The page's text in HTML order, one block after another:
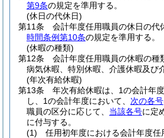
第9条の規定を準用する。
(休日の代休日)
第11条
会計年度任用職員の休日の代
時間条例第10条の規定を準用する。
(休暇の種類)
第12条
会計年度任用職員の休暇の種
病気休暇、特別休暇、介護休暇及び
(年次有給休暇)
第13条
年次有給休暇は、1の会計年
し、1の会計年度において、 次の各号
職員の区分に応じて、 当該各号に定
に付与する。
(1)
任用初年度における会計年度